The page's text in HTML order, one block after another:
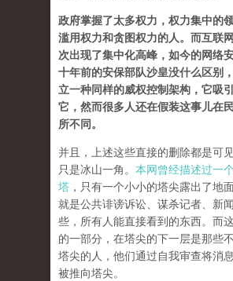
政府掌握了太多权力，权力集中的
滥用权力和贪图权力的人。而互联
次出现了集中化高峰，如今的网络
十年前的安保部队沙皇没什么区别
立一种同样的威权控制架构，它吸
它，然而很多人还在假装这事儿在
所不同。
并且，上述这些直接的删除都是可
只是冰山一角。 本网曾经描述过一
塔 ，只有一个小小的塔尖露出了地
就是公共诽谤诉讼、谋杀记者、新
些，所有人能直接看到的东西。而
的一部分，在塔尖的下一层是那些
塔尖的人，他们通过自我审查将消
被推向塔尖。